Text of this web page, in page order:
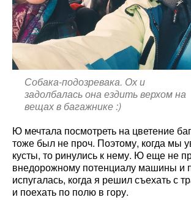
Собака-подозревака. Ох и
задолбалась она ездить верхом на
вещах в багажнике :)
Ю мечтала посмотреть на цветение
тоже был не проч. Поэтому, когда мы
кусты, то ринулись к нему. Ю еще не
внедорожному потенциалу машины и
испугалась, когда я решил съехать с
и поехать по полю в гору.